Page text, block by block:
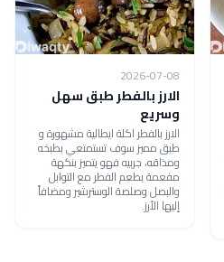
2026-07-08
الارز بالفطر طبق سهل
وسريع
الارز بالفطر اكلة ايطالية مشهورة و
طبق مميز سوف تستمتعي بطبخه
ومذاقه، جربيه فهو يتميز بنكهة
مفعمة بطعم الفطر مع التوابل
والبصل وصلصة الوسترشير ومضافاً
إليها الأرز.